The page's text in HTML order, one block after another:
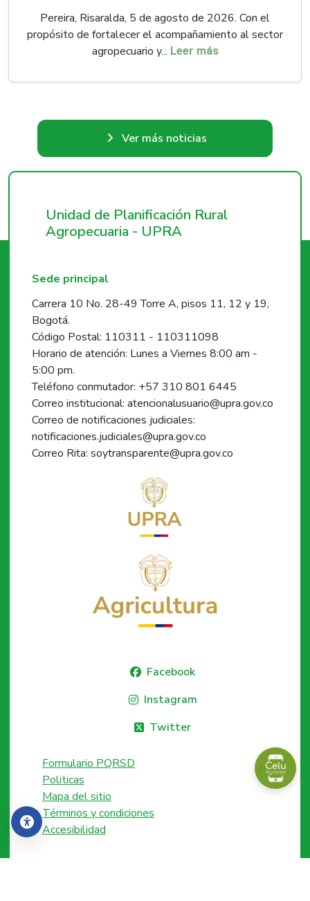
Accesibilidad
Pereira, Risaralda, 5 de agosto de 2026. Con el
propósito de fortalecer el acompañamiento al sector
agropecuario y... Leer más
Ver más noticias
Unidad de Planificación Rural
Agropecuaria - UPRA
Sede principal
Carrera 10 No. 28-49 Torre A, pisos 11, 12 y 19,
Bogotá.
Código Postal: 110311 - 110311098
Horario de atención: Lunes a Viernes 8:00 am -
5:00 pm.
Teléfono conmutador: +57 310 801 6445
Correo institucional: atencionalusuario@upra.gov.co
Correo de notificaciones judiciales:
notificaciones.judiciales@upra.gov.co
Correo Rita: soytransparente@upra.gov.co
Facebook
Instagram
Twitter
Formulario PQRSD
Politicas
Mapa del sitio
Términos y condiciones
Accesibilidad